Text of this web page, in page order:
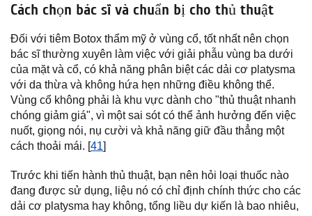
Cách chọn bác sĩ và chuẩn bị cho thủ thuật
Đối với tiêm Botox thẩm mỹ ở vùng cổ, tốt nhất nên chọn
bác sĩ thường xuyên làm việc với giải phẫu vùng ba dưới
của mặt và cổ, có khả năng phân biệt các dải cơ platysma
với da thừa và không hứa hẹn những điều không thể.
Vùng cổ không phải là khu vực dành cho "thủ thuật nhanh
chóng giảm giá", vì một sai sót có thể ảnh hưởng đến việc
nuốt, giọng nói, nụ cười và khả năng giữ đầu thẳng một
cách thoải mái. [41]
Trước khi tiến hành thủ thuật, bạn nên hỏi loại thuốc nào
đang được sử dụng, liệu nó có chỉ định chính thức cho các
dải cơ platysma hay không, tổng liều dự kiến là bao nhiêu,